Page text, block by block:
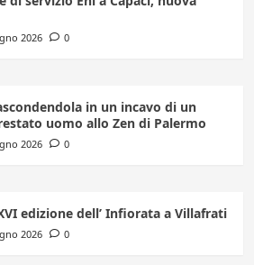
2026 0
in un incavo di un
uomo allo Zen di Palermo
2026 0
edizione dell’ Infiorata a Villafrati
2026 0